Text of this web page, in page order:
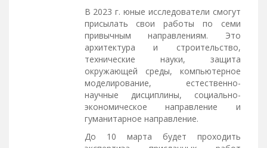
В 2023 г. юные исследователи смогут
присылать свои работы по семи
привычным направлениям. Это
архитектура и строительство,
технические науки, защита
окружающей среды, компьютерное
моделирование, естественно-
научные дисциплины, социально-
экономическое направление и
гуманитарное направление.
До 10 марта будет проходить